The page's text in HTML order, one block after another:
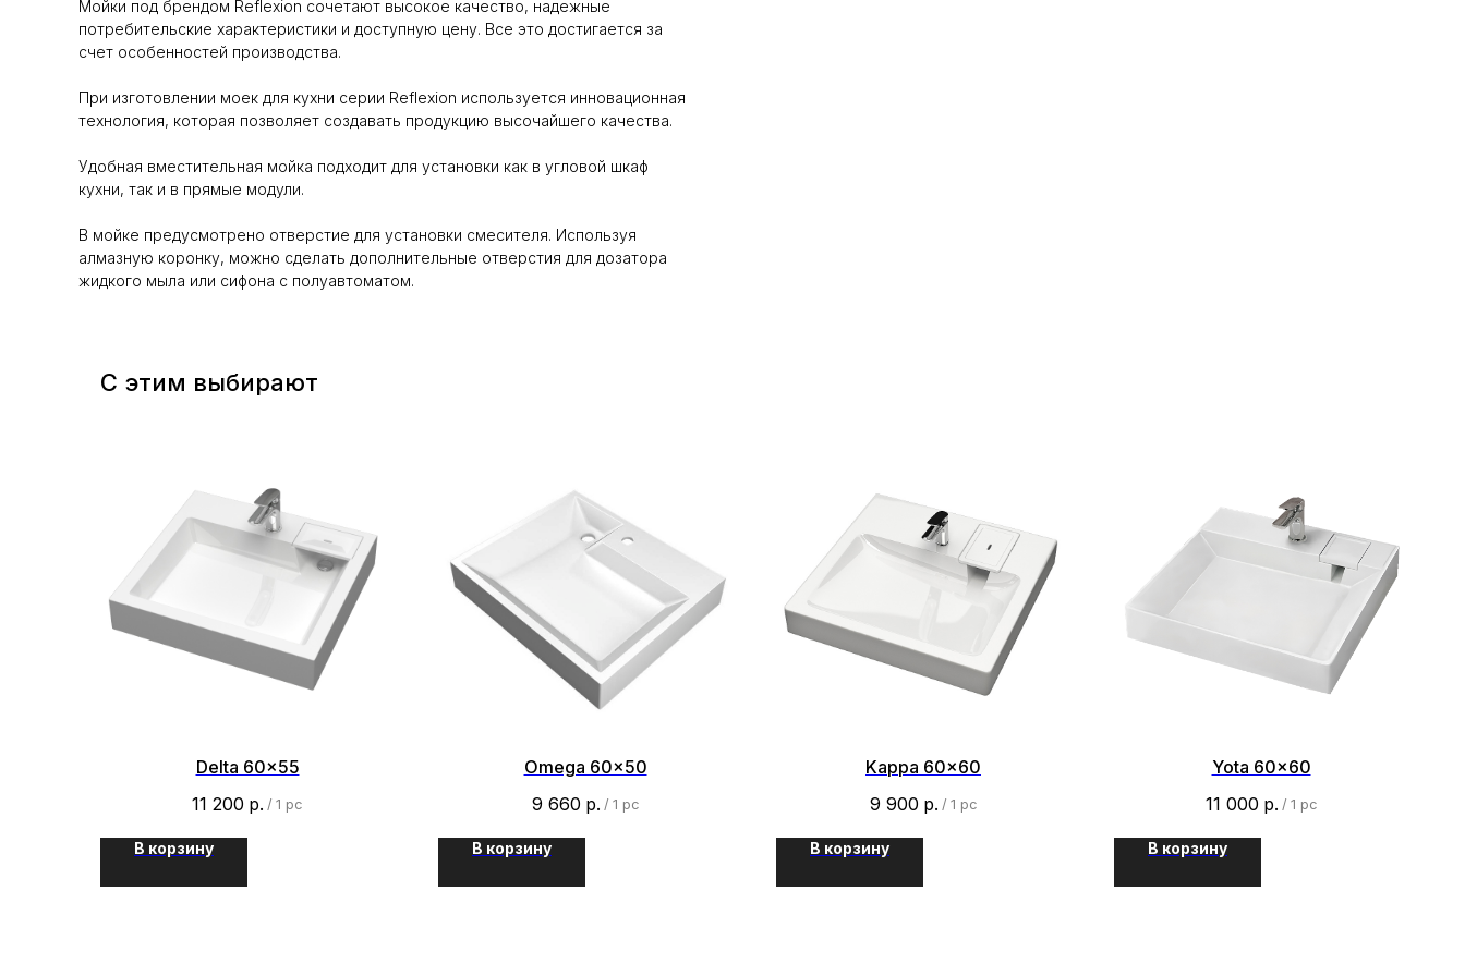
Мойки под брендом Reflexion сочетают высокое качество, надежные
потребительские характеристики и доступную цену. Все это достигается за
счет особенностей производства.
При изготовлении моек для кухни серии Reflexion используется инновационная
технология, которая позволяет создавать продукцию высочайшего качества.
Удобная вместительная мойка подходит для установки как в угловой шкаф
кухни, так и в прямые модули.
В мойке предусмотрено отверстие для установки смесителя. Используя
алмазную коронку, можно сделать дополнительные отверстия для дозатора
жидкого мыла или сифона с полуавтоматом.
С этим выбирают
Delta 60x55
11 200 р. / 1 pc
В корзину
Omega 60x50
9 660 р. / 1 pc
В корзину
Kappa 60x60
9 900 р. / 1 pc
В корзину
Yota 60x60
11 000 р. / 1 pc
В корзину